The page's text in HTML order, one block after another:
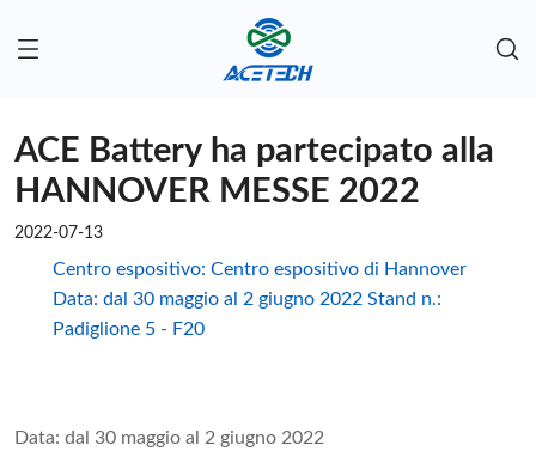
ACE Battery ha partecipato alla
HANNOVER MESSE 2022
2022-07-13
Centro espositivo: Centro espositivo di Hannover
Data: dal 30 maggio al 2 giugno 2022 Stand n.:
Padiglione 5 - F20
Data: dal 30 maggio al 2 giugno 2022